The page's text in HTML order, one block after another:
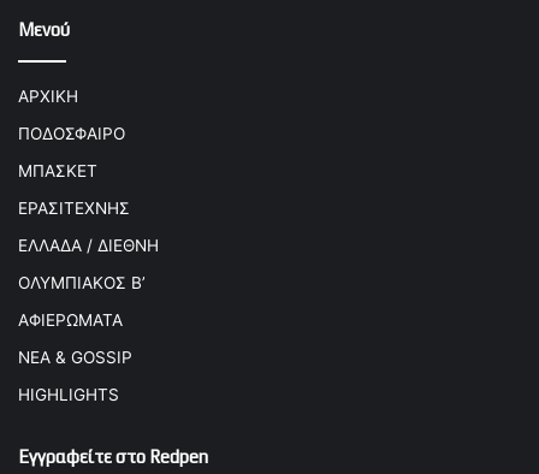
Μενού
ΑΡΧΙΚΗ
ΠΟΔΟΣΦΑΙΡΟ
ΜΠΑΣΚΕΤ
ΕΡΑΣΙΤΕΧΝΗΣ
ΕΛΛΑΔΑ / ΔΙΕΘΝΗ
ΟΛΥΜΠΙΑΚΟΣ Β’
ΑΦΙΕΡΩΜΑΤΑ
ΝΕΑ & GOSSIP
HIGHLIGHTS
Εγγραφείτε στο Redpen